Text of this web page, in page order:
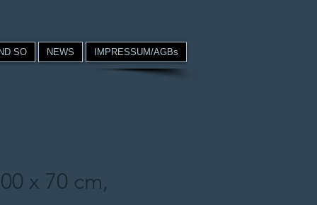
SO NEWS IMPRESSUM/AGBs
x 70 cm,